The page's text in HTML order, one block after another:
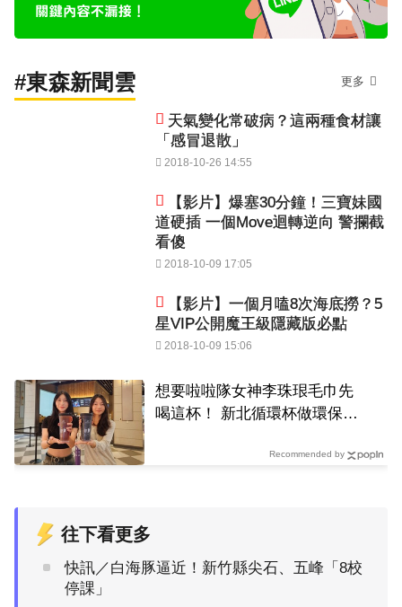
#東森新聞雲 更多
天氣變化常破病？這兩種食材讓
「感冒退散」
2018-10-26 14:55
【影片】爆塞30分鐘！三寶妹國
道硬插 一個Move迴轉逆向 警攔截
看傻
2018-10-09 17:05
【影片】一個月嗑8次海底撈？5
星VIP公開魔王級隱藏版必點
2018-10-09 15:06
想要啦啦隊女神李珠珢毛巾先
喝這杯！ 新北循環杯做環保還
Recommended by
往下看更多
快訊／白海豚逼近！新竹縣尖石、五峰「8校
停課」